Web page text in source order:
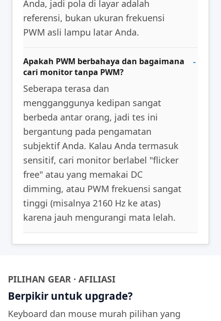
Anda, jadi pola di layar adalah
referensi, bukan ukuran frekuensi
PWM asli lampu latar Anda.
Apakah PWM berbahaya dan bagaimana
cari monitor tanpa PWM?
Seberapa terasa dan
mengganggunya kedipan sangat
berbeda antar orang, jadi tes ini
bergantung pada pengamatan
subjektif Anda. Kalau Anda termasuk
sensitif, cari monitor berlabel "flicker
free" atau yang memakai DC
dimming, atau PWM frekuensi sangat
tinggi (misalnya 2160 Hz ke atas)
karena jauh mengurangi mata lelah.
PILIHAN GEAR · AFILIASI
Berpikir untuk upgrade?
Keyboard dan mouse murah pilihan yang